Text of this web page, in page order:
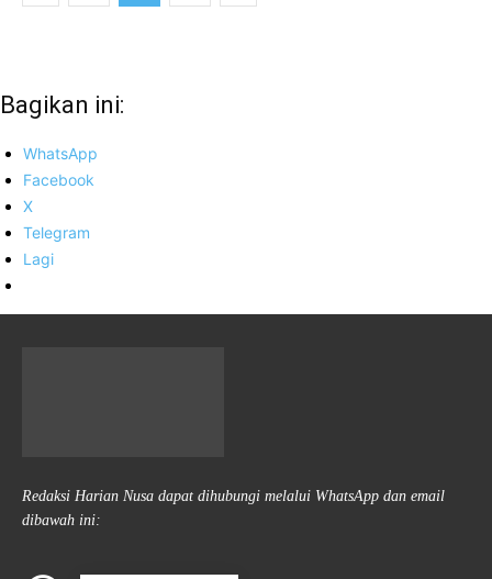
Bagikan ini:
WhatsApp
Facebook
X
Telegram
Lagi
Redaksi Harian Nusa dapat dihubungi melalui WhatsApp dan email
dibawah ini: